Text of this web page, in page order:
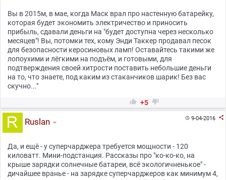
Вы в 2015м, в мае, когда Маск врал про настенную батарейку,
которая будет экономить электричество и приносить
прибыль, сдавали деньги на "будет доступна через несколько
месяцев"! Вы, потомки тех, кому Энди Таккер продавал песок
для безопасности керосиновых ламп! Оставайтесь такими же
лопоухими и лёгкими на подъём, и готовыми, для
подтверждения своей хитрости поставить небольшие деньги
на то, что знаете, под каким из стаканчиков шарик! Без вас
скучно..."
 +5 
9-04-2016 
Ruslan
Да, и ещё - у суперчарджера требуется мощности - 120
киловатт. Мини-подстанция. Рассказы про "ко-ко-ко, на
крыше зарядки солнечные батареи, всё экологичненькое" -
дичайшее вранье - на зарядке суперчарджеров как минимум 4,